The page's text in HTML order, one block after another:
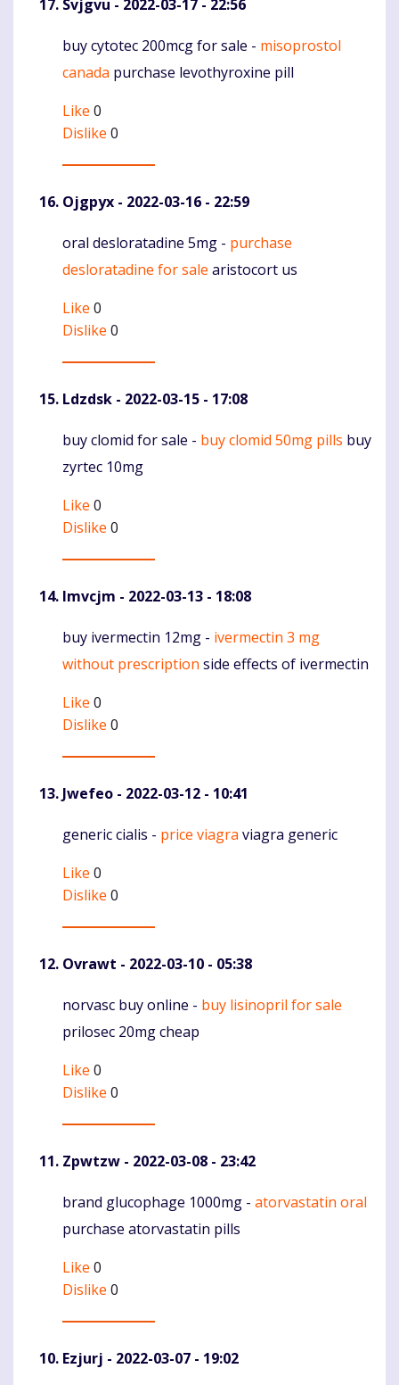
Svjgvu - 2022-03-17 - 22:56
Komentaras
buy cytotec 200mcg for sale - misoprostol
canada purchase levothyroxine pill
Like 0
Dislike 0
Ojgpyx - 2022-03-16 - 22:59
Komentaras
oral desloratadine 5mg - purchase
desloratadine for sale aristocort us
Like 0
Dislike 0
Ldzdsk - 2022-03-15 - 17:08
Komentaras
buy clomid for sale - buy clomid 50mg pills buy
zyrtec 10mg
Like 0
Dislike 0
Imvcjm - 2022-03-13 - 18:08
Komentaras
buy ivermectin 12mg - ivermectin 3 mg
without prescription side effects of ivermectin
Like 0
Dislike 0
Jwefeo - 2022-03-12 - 10:41
Komentaras
generic cialis - price viagra viagra generic
Like 0
Dislike 0
Ovrawt - 2022-03-10 - 05:38
Komentaras
norvasc buy online - buy lisinopril for sale
prilosec 20mg cheap
Like 0
Dislike 0
Zpwtzw - 2022-03-08 - 23:42
Komentaras
brand glucophage 1000mg - atorvastatin oral
purchase atorvastatin pills
Like 0
Dislike 0
Ezjurj - 2022-03-07 - 19:02